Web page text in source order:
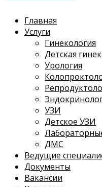
Главная
Услуги
Гинекология
Детская
Урология
УЗИ
Детское УЗИ
ДМС
Ведущие
Документы
Вакансии